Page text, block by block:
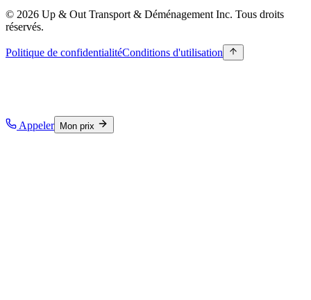
© 2026 Up & Out Transport & Déménagement Inc. Tous droits
réservés.
Politique de confidentialitéConditions d'utilisation
Appeler Mon prix